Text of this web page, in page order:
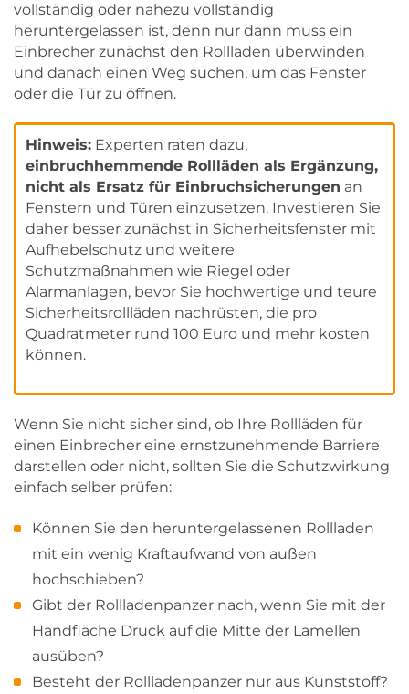
vollständig oder nahezu vollständig
heruntergelassen ist, denn nur dann muss ein
Einbrecher zunächst den Rollladen überwinden
und danach einen Weg suchen, um das Fenster
oder die Tür zu öffnen.
Hinweis: Experten raten dazu,
einbruchhemmende Rollläden als Ergänzung,
nicht als Ersatz für Einbruchsicherungen an
Fenstern und Türen einzusetzen. Investieren Sie
daher besser zunächst in Sicherheitsfenster mit
Aufhebelschutz und weitere
Schutzmaßnahmen wie Riegel oder
Alarmanlagen, bevor Sie hochwertige und teure
Sicherheitsrollläden nachrüsten, die pro
Quadratmeter rund 100 Euro und mehr kosten
können.
Wenn Sie nicht sicher sind, ob Ihre Rollläden für
einen Einbrecher eine ernstzunehmende Barriere
darstellen oder nicht, sollten Sie die Schutzwirkung
einfach selber prüfen:
Können Sie den heruntergelassenen Rollladen
mit ein wenig Kraftaufwand von außen
hochschieben?
Gibt der Rollladenpanzer nach, wenn Sie mit der
Handfläche Druck auf die Mitte der Lamellen
ausüben?
Besteht der Rollladenpanzer nur aus Kunststoff?